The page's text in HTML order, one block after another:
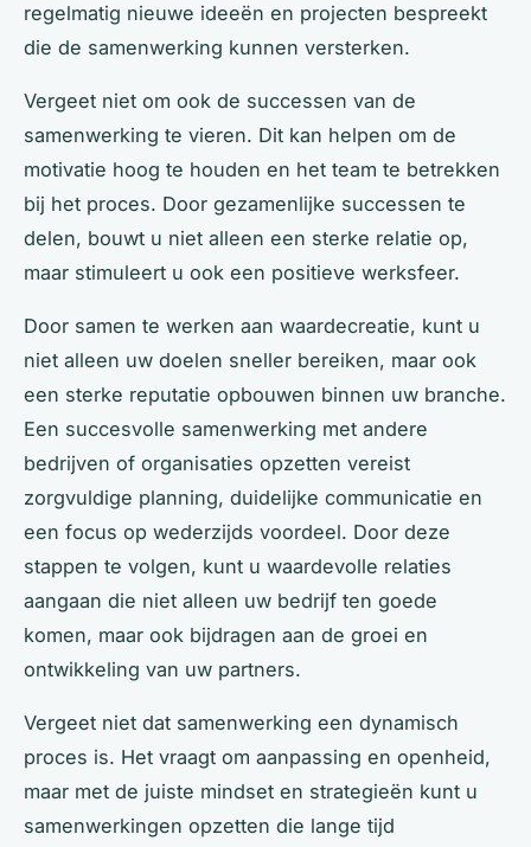
regelmatig nieuwe ideeën en projecten bespreekt
die de samenwerking kunnen versterken.
Vergeet niet om ook de successen van de
samenwerking te vieren. Dit kan helpen om de
motivatie hoog te houden en het team te betrekken
bij het proces. Door gezamenlijke successen te
delen, bouwt u niet alleen een sterke relatie op,
maar stimuleert u ook een positieve werksfeer.
Door samen te werken aan waardecreatie, kunt u
niet alleen uw doelen sneller bereiken, maar ook
een sterke reputatie opbouwen binnen uw branche.
Een succesvolle samenwerking met andere
bedrijven of organisaties opzetten vereist
zorgvuldige planning, duidelijke communicatie en
een focus op wederzijds voordeel. Door deze
stappen te volgen, kunt u waardevolle relaties
aangaan die niet alleen uw bedrijf ten goede
komen, maar ook bijdragen aan de groei en
ontwikkeling van uw partners.
Vergeet niet dat samenwerking een dynamisch
proces is. Het vraagt om aanpassing en openheid,
maar met de juiste mindset en strategieën kunt u
samenwerkingen opzetten die lange tijd